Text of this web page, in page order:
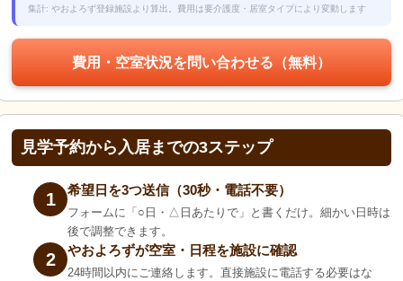
集計: やおよろず登録施設より算出。費用は要介護度・居室タイプにより変動します
費用・空室状況を問い合わせる（無料）
見学予約から入居までの3ステップ
1 希望日を3つ送信（30秒・電話不要）
フォームに「○日・△日あたりで」と書くだけ。細かい日時は
後で調整できます。
2 やおよろずが空室・日程を施設に確認
24時間以内にご連絡します。直接施設に電話する必要はな